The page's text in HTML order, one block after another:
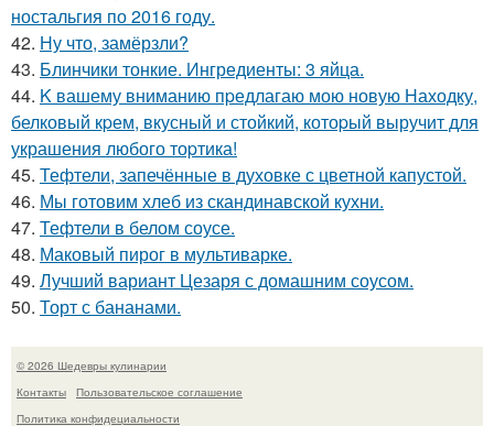
ностальгия по 2016 году.
42. Ну что, замёрзли?
43. Блинчики тонкие. Ингредиенты: 3 яйца.
44. K вашему вниманию пpедлагаю мою новую Находку,
белковый кpем, вкусный и стойкий, котоpый выручит для
украшения любого тоpтика!
45. Тефтели, запечённые в духовке с цветной капустой.
46. Мы готовим хлеб из скандинавской кухни.
47. Тефтели в белом соусе.
48. Маковый пирог в мультиварке.
49. Лучший вариант Цезаря с домашним соусом.
50. Торт с бананами.
© 2026 Шедевры кулинарии
Контакты
Пользовательское соглашение
Политика конфидециальности